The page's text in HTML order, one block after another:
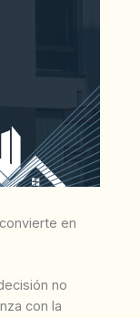
en
no
con la